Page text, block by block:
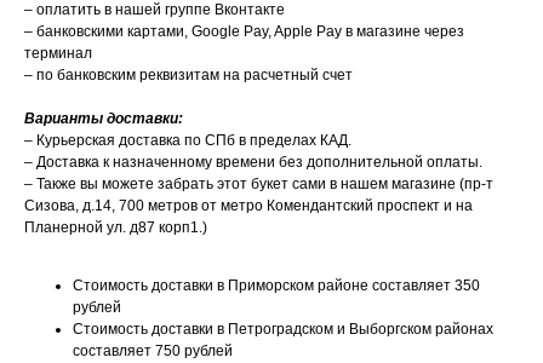
– оплатить в нашей группе Вконтакте
– банковскими картами, Google Pay, Apple Pay в магазине через
терминал
– по банковским реквизитам на расчетный счет
Варианты доставки:
– Курьерская доставка по СПб в пределах КАД.
– Доставка к назначенному времени без дополнительной оплаты.
– Также вы можете забрать этот букет сами в нашем магазине (пр-т
Сизова, д.14, 700 метров от метро Комендантский проспект и на
Планерной ул. д87 корп1.)
Стоимость доставки в Приморском районе составляет 350
рублей
Стоимость доставки в Петроградском и Выборгском районах
составляет 750 рублей